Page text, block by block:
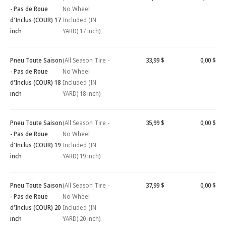
- Pas de Roue
d'Inclus (COUR) 17
inch
No Wheel
Included (IN
YARD) 17 inch)
Pneu Toute Saison
- Pas de Roue
d'Inclus (COUR) 18
inch
(All Season Tire -
No Wheel
Included (IN
YARD) 18 inch)
33,99 $ 0,00 $
Pneu Toute Saison
- Pas de Roue
d'Inclus (COUR) 19
inch
(All Season Tire -
No Wheel
Included (IN
YARD) 19 inch)
35,99 $ 0,00 $
Pneu Toute Saison
- Pas de Roue
d'Inclus (COUR) 20
inch
(All Season Tire -
No Wheel
Included (IN
YARD) 20 inch)
37,99 $ 0,00 $